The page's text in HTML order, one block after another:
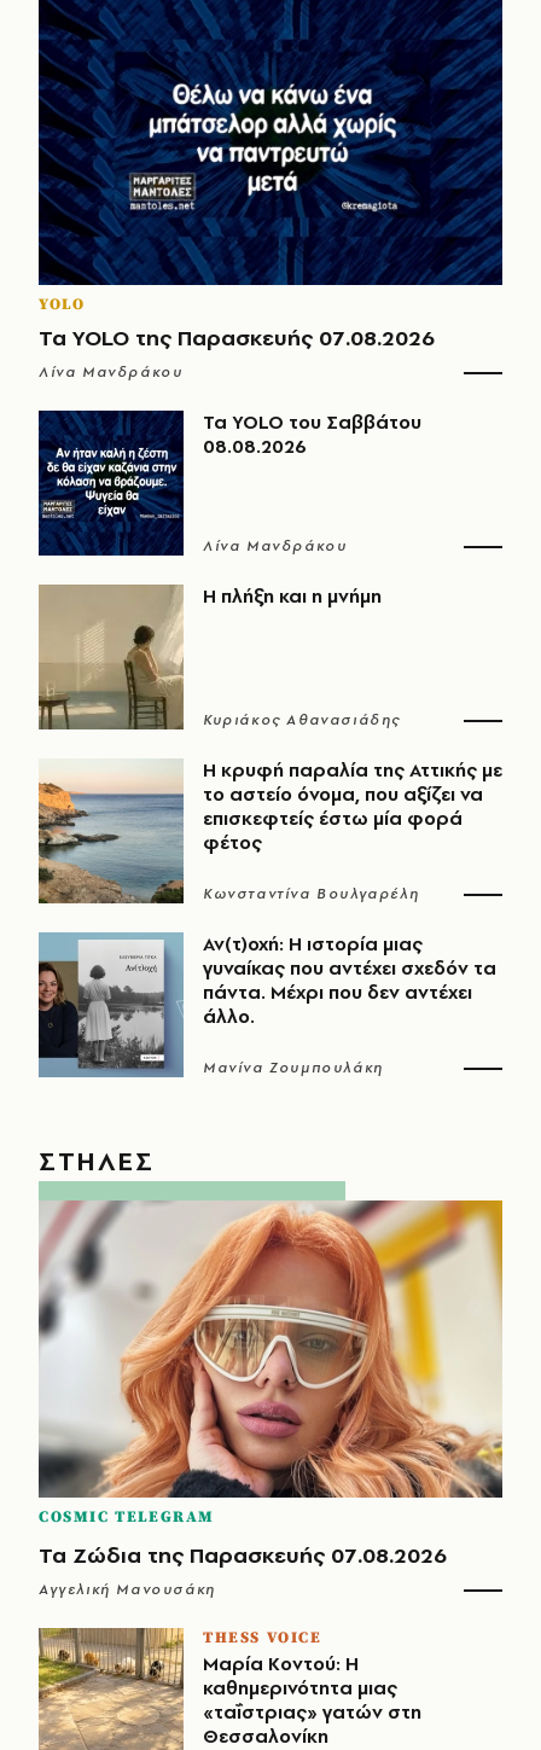
YOLO
Τα YOLO της Παρασκευής 07.08.2026
Λίνα Μανδράκου
Τα YOLO του Σαββάτου
08.08.2026
Λίνα Μανδράκου
Η πλήξη και η μνήμη
Κυριάκος Αθανασιάδης
Η κρυφή παραλία της Αττικής με
το αστείο όνομα, που αξίζει να
επισκεφτείς έστω μία φορά
φέτος
Κωνσταντίνα Βουλγαρέλη
Αν(τ)οχή: Η ιστορία μιας
γυναίκας που αντέχει σχεδόν τα
πάντα. Μέχρι που δεν αντέχει
άλλο.
Μανίνα Ζουμπουλάκη
ΣΤΗΛΕΣ
COSMIC TELEGRAM
Τα Ζώδια της Παρασκευής 07.08.2026
Αγγελική Μανουσάκη
THESS VOICE
Μαρία Κοντού: Η
καθημερινότητα μιας
«ταΐστριας» γατών στη
Θεσσαλονίκη